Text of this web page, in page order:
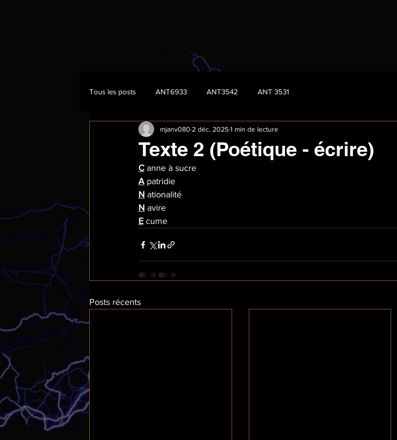
Tous les posts ANT6933 ANT3542 ANT 3531
Texte 2 (Poétique - écrire)
mjanv080 2 déc. 20251 min de lecture
C anne à sucre
A patridie
N ationalité
N avire
E cume
Posts récents